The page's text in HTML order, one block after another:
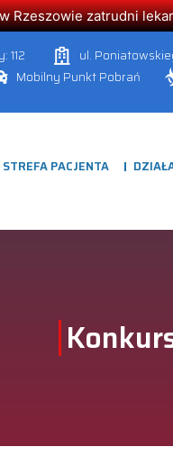
Rzeszowie zatrudni
112 ul.
Mobilny Punkt Pobrań
STREFA PACJENTA